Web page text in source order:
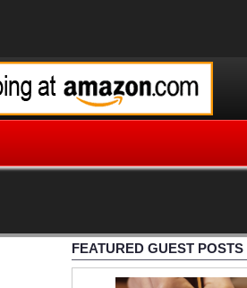
FEATURED GUEST POSTS